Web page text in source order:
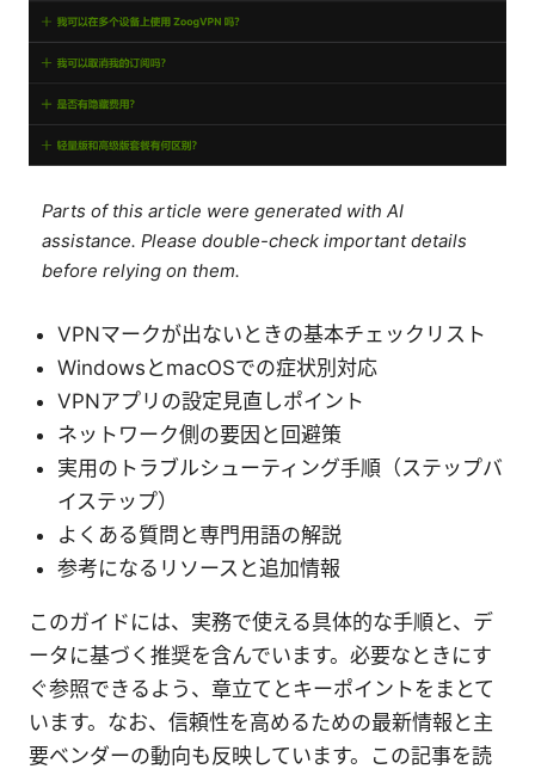
Parts of this article were generated with AI
assistance. Please double-check important details
before relying on them.
VPNマークが出ないときの基本チェックリスト
WindowsとmacOSでの症状別対応
VPNアプリの設定見直しポイント
ネットワーク側の要因と回避策
実用のトラブルシューティング手順（ステップバ
イステップ）
よくある質問と専門用語の解説
参考になるリソースと追加情報
このガイドには、実務で使える具体的な手順と、デ
ータに基づく推奨を含んでいます。必要なときにす
ぐ参照できるよう、章立てとキーポイントをまとて
います。なお、信頼性を高めるための最新情報と主
要ベンダーの動向も反映しています。この記事を読